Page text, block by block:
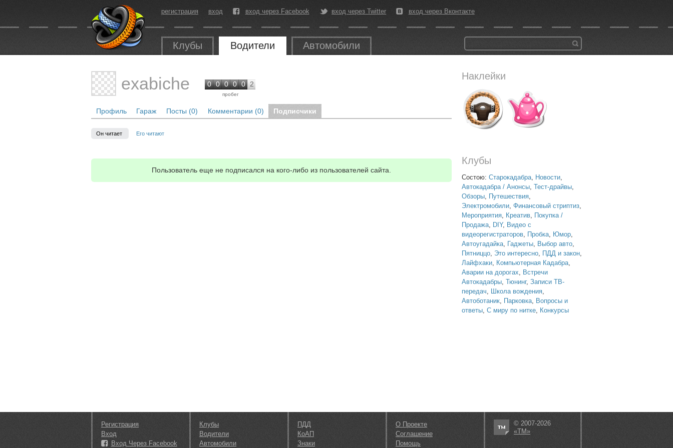
регистрация вход вход через Facebook вход через Twitter вход через Вконтакте
Клубы Водители Автомобили
Наклейки
Клубы
Состою: Старокадабра, Новости,
Автокадабра / Анонсы, Тест-драйвы,
Обзоры, Путешествия,
Электромобили, Финансовый стриптиз,
Мероприятия, Креатив, Покупка /
Продажа, DIY, Видео с
видеорегистраторов, Пробка, Юмор,
Автоугадайка, Гаджеты, Выбор авто,
Пятниццо, Это интересно, ПДД и закон,
Лайфхаки, Компьютерная Кадабра,
Аварии на дорогах, Встречи
Автокадабры, Тюнинг, Записи ТВ-
передач, Школа вождения,
Автоботаник, Парковка, Вопросы и
ответы, С миру по нитке, Конкурсы
exabiche 0 0 0 0 0 2
пробег
Профиль Гараж Посты (0) Комментарии (0) Подписчики
Он читает Его читают
Пользователь еще не подписался на кого-либо из пользователей сайта.
Регистрация
Вход
Вход Через Facebook
Клубы
Водители
Автомобили
ПДД
КоАП
Знаки
О Проекте
Соглашение
Помощь
© 2007-2026
«ТМ»